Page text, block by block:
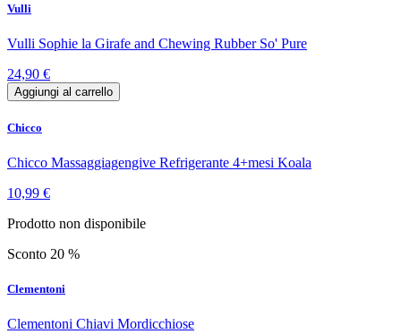
Vulli
Vulli Sophie la Girafe and Chewing Rubber So' Pure
24,90 €
Aggiungi al carrello
Chicco
Chicco Massaggiagengive Refrigerante 4+mesi Koala
10,99 €
Prodotto non disponibile
Sconto 20 %
Clementoni
Clementoni Chiavi Mordicchiose